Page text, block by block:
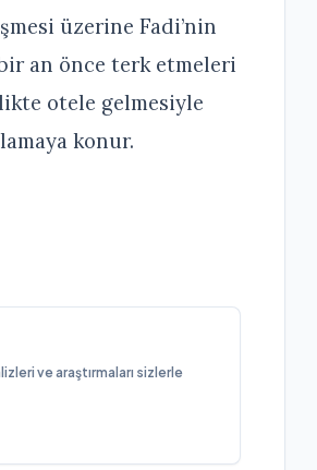
üzerine Fadi’nin
an önce terk etmeleri
otele gelmesiyle
konur.
ve araştırmaları sizlerle